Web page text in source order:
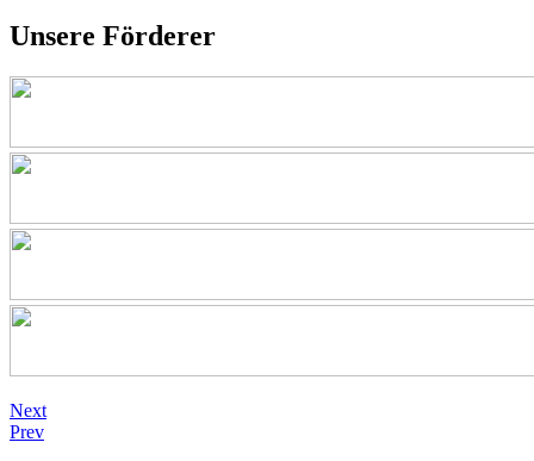
Unsere Förderer
Next
Prev